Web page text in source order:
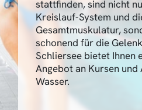
stattfinden, sind nicht
Kreislauf-System und
Gesamtmuskulatur,
schonend für die
Schliersee bietet Ihnen
Angebot an Kursen
Wasser.